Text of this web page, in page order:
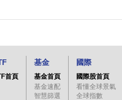
首頁
基金
基金首頁
基金速配
智慧篩選
國際
國際股首頁
看懂全球景氣
全球指數